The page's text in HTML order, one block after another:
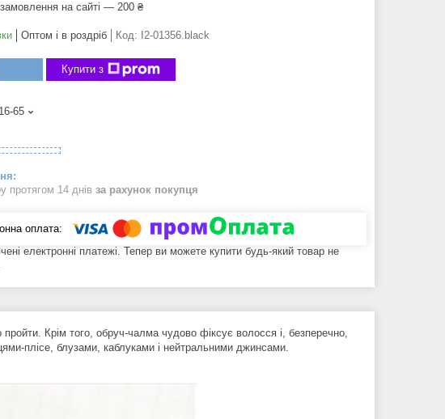
на сайті — 200 ₴
Оптом і в роздріб Код: I2-01356.black
Купити з
65
протягом 14 днів за рахунок покупця
електронні платежі. Тепер ви можете купити будь-який товар не
Крім того, обруч-чалма чудово фіксує волосся і, безперечно,
плісе, блузами, каблуками і нейтральними джинсами.